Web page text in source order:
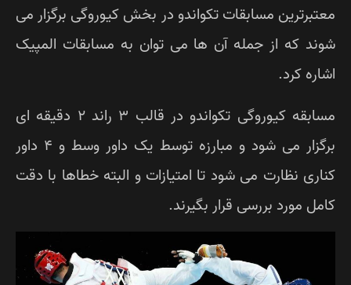
مسابقات تکواندو در بخش کیوروگی برگزار می
که از جمله آن ها می توان به مسابقات المپیک
کرد.
مسابقه کیوروگی تکواندو در قالب 3 راند 2 دقیقه ای
برگزار می شود و مبارزه توسط یک داور وسط و 4 داور
نظارت می شود تا امتیازات و البته خطاها با دقت
مورد بررسی قرار بگیرند.